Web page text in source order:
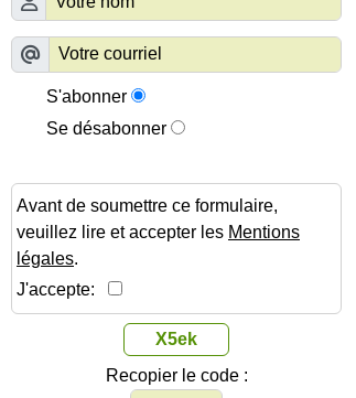
S'abonner
Se désabonner
Avant de soumettre ce formulaire,
veuillez lire et accepter les Mentions
légales.
J'accepte:
X5ek
Recopier le code :